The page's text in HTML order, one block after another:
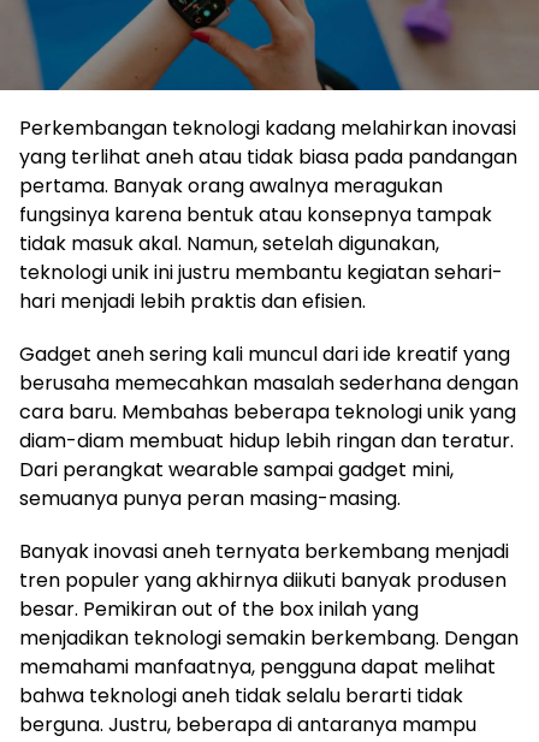
Perkembangan teknologi kadang melahirkan inovasi
yang terlihat aneh atau tidak biasa pada pandangan
pertama. Banyak orang awalnya meragukan
fungsinya karena bentuk atau konsepnya tampak
tidak masuk akal. Namun, setelah digunakan,
teknologi unik ini justru membantu kegiatan sehari-
hari menjadi lebih praktis dan efisien.
Gadget aneh sering kali muncul dari ide kreatif yang
berusaha memecahkan masalah sederhana dengan
cara baru. Membahas beberapa teknologi unik yang
diam-diam membuat hidup lebih ringan dan teratur.
Dari perangkat wearable sampai gadget mini,
semuanya punya peran masing-masing.
Banyak inovasi aneh ternyata berkembang menjadi
tren populer yang akhirnya diikuti banyak produsen
besar. Pemikiran out of the box inilah yang
menjadikan teknologi semakin berkembang. Dengan
memahami manfaatnya, pengguna dapat melihat
bahwa teknologi aneh tidak selalu berarti tidak
berguna. Justru, beberapa di antaranya mampu